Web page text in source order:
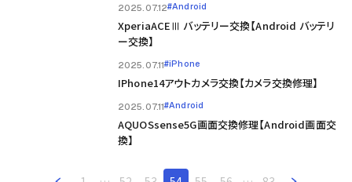
2025.07.12#Android
XperiaACEⅢ バッテリー交換【android バッテリ
ー交換】
2025.07.11#iPhone
IPhone14アウトカメラ交換【カメラ交換修理】
2025.07.11#Android
AQUOSsense5G画面交換修理【android画面交
換】